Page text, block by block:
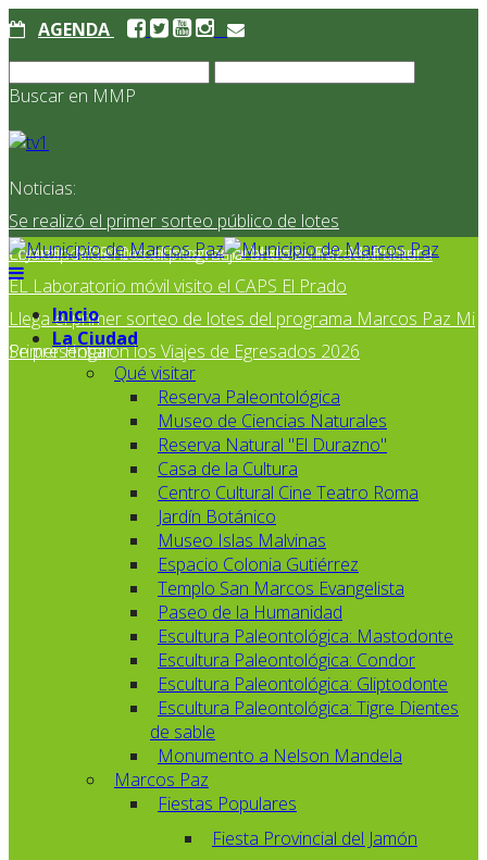
AGENDA
Buscar en MMP
Noticias:
Se realizó el primer sorteo público de lotes
correspondientes al programa Marcos Paz Mi Primer
El Jardín N° 910 continúa mejorando su infraestructura
EL Laboratorio móvil visito el CAPS El Prado
Llega el primer sorteo de lotes del programa Marcos Paz Mi
Primer Hogar
Se presentaron los Viajes de Egresados 2026
Inicio
La Ciudad
Qué visitar
Reserva Paleontológica
Museo de Ciencias Naturales
Reserva Natural "El Durazno"
Casa de la Cultura
Centro Cultural Cine Teatro Roma
Jardín Botánico
Museo Islas Malvinas
Espacio Colonia Gutiérrez
Templo San Marcos Evangelista
Paseo de la Humanidad
Escultura Paleontológica: Mastodonte
Escultura Paleontológica: Condor
Escultura Paleontológica: Gliptodonte
Escultura Paleontológica: Tigre Dientes
de sable
Monumento a Nelson Mandela
Marcos Paz
Fiestas Populares
Fiesta Provincial del Jamón